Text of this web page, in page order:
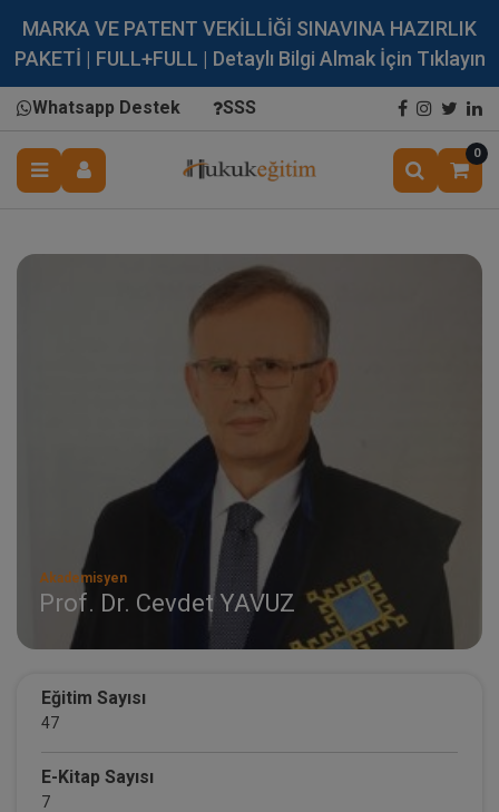
MARKA VE PATENT VEKİLLİĞİ SINAVINA HAZIRLIK
PAKETİ | FULL+FULL | Detaylı Bilgi Almak İçin Tıklayın
Whatsapp Destek SSS
0
Akademisyen
Prof. Dr. Cevdet YAVUZ
Eğitim Sayısı
47
E-Kitap Sayısı
7